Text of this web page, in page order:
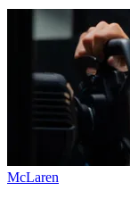
McLaren